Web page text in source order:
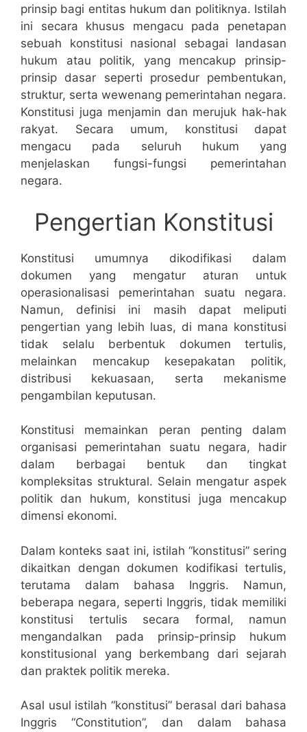
prinsip bagi entitas hukum dan politiknya. Istilah
ini secara khusus mengacu pada penetapan
sebuah konstitusi nasional sebagai landasan
hukum atau politik, yang mencakup prinsip-
prinsip dasar seperti prosedur pembentukan,
struktur, serta wewenang pemerintahan negara.
Konstitusi juga menjamin dan merujuk hak-hak
rakyat. Secara umum, konstitusi dapat
mengacu pada seluruh hukum yang
menjelaskan fungsi-fungsi pemerintahan
negara.
Pengertian Konstitusi
Konstitusi umumnya dikodifikasi dalam
dokumen yang mengatur aturan untuk
operasionalisasi pemerintahan suatu negara.
Namun, definisi ini masih dapat meliputi
pengertian yang lebih luas, di mana konstitusi
tidak selalu berbentuk dokumen tertulis,
melainkan mencakup kesepakatan politik,
distribusi kekuasaan, serta mekanisme
pengambilan keputusan.
Konstitusi memainkan peran penting dalam
organisasi pemerintahan suatu negara, hadir
dalam berbagai bentuk dan tingkat
kompleksitas struktural. Selain mengatur aspek
politik dan hukum, konstitusi juga mencakup
dimensi ekonomi.
Dalam konteks saat ini, istilah “konstitusi” sering
dikaitkan dengan dokumen kodifikasi tertulis,
terutama dalam bahasa Inggris. Namun,
beberapa negara, seperti Inggris, tidak memiliki
konstitusi tertulis secara formal, namun
mengandalkan pada prinsip-prinsip hukum
konstitusional yang berkembang dari sejarah
dan praktek politik mereka.
Asal usul istilah “konstitusi” berasal dari bahasa
Inggris “Constitution”, dan dalam bahasa